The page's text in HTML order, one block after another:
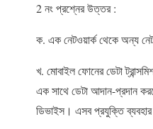
2 নং প্রশ্নের উত্তর :
ক. এক নেটওয়ার্ক থেকে অন্য
খ. মোবাইল ফোনের ডেটা
এক সাথে ডেটা আদান-প্রদান
ডিভাইস। এসব প্রযুক্তি